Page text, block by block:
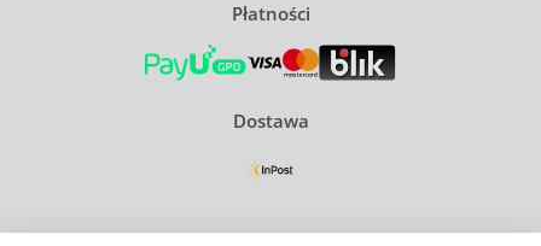
Płatności
Dostawa